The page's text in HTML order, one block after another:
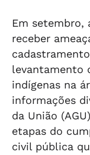
Em setembro,
receber
levantamento
indígenas na
informações
da União
etapas do
civil pública